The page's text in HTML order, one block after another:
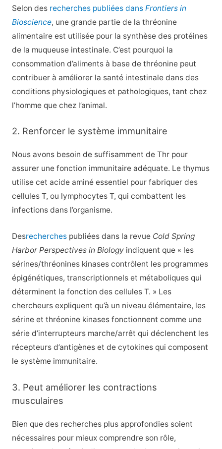
Selon des recherches publiées dans Frontiers in
Bioscience, une grande partie de la thréonine
alimentaire est utilisée pour la synthèse des protéines
de la muqueuse intestinale. C’est pourquoi la
consommation d’aliments à base de thréonine peut
contribuer à améliorer la santé intestinale dans des
conditions physiologiques et pathologiques, tant chez
l’homme que chez l’animal.
2. Renforcer le système immunitaire
Nous avons besoin de suffisamment de Thr pour
assurer une fonction immunitaire adéquate. Le thymus
utilise cet acide aminé essentiel pour fabriquer des
cellules T, ou lymphocytes T, qui combattent les
infections dans l’organisme.
Desrecherchespubliées dans la revue Cold Spring
Harbor Perspectives in Biologyindiquent que « les
sérines/thréonines kinases contrôlent les programmes
épigénétiques, transcriptionnels et métaboliques qui
déterminent la fonction des cellules T. » Les
chercheurs expliquent qu’à un niveau élémentaire, les
sérine et thréonine kinases fonctionnent comme une
série d’interrupteurs marche/arrêt qui déclenchent les
récepteurs d’antigènes et de cytokines qui composent
le système immunitaire.
3. Peut améliorer les contractions
musculaires
Bien que des recherches plus approfondies soient
nécessaires pour mieux comprendre son rôle,